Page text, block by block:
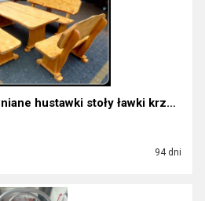
Meble ogrodowe drewniane hustawki stoły ławki krze...
94 dni